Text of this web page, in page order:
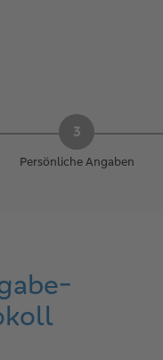
Persönliche Angaben